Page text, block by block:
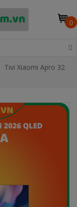
0
Tivi Xiaomi Apro 32